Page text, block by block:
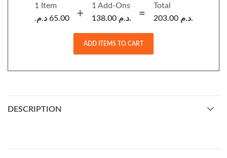
1 Item
65.00 د.م.
1Add-Ons
138.00
د.م.
Total
203.00
د.م.
ADD ITEMS TO CART
DESCRIPTION